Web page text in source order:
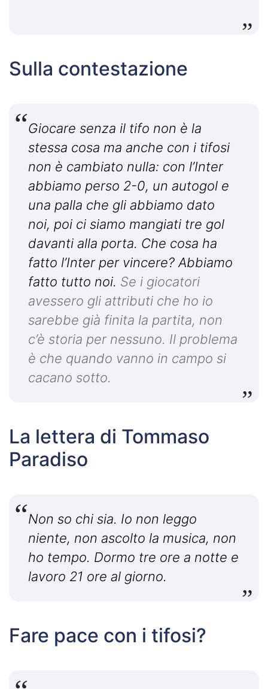
Sulla contestazione
Giocare senza il tifo non è la
stessa cosa ma anche con i tifosi
non è cambiato nulla: con l’Inter
abbiamo perso 2-0, un autogol e
una palla che gli abbiamo dato
noi, poi ci siamo mangiati tre gol
davanti alla porta. Che cosa ha
fatto l’Inter per vincere? Abbiamo
fatto tutto noi. Se i giocatori
avessero gli attributi che ho io
sarebbe già finita la partita, non
c’è storia per nessuno. Il problema
è che quando vanno in campo si
cacano sotto.
La lettera di Tommaso
Paradiso
Non so chi sia. Io non leggo
niente, non ascolto la musica, non
ho tempo. Dormo tre ore a notte e
lavoro 21 ore al giorno.
Fare pace con i tifosi?